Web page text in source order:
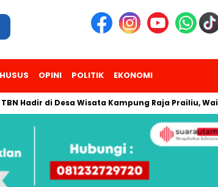
OPINI POLITIK EKONOMI
di Desa Wisata Kampung Raja Prailiu, Waingapu!